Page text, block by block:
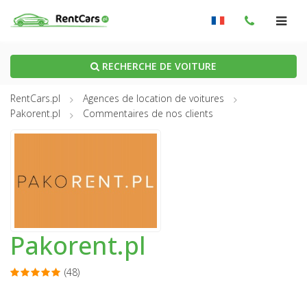
RECHERCHE DE VOITURE
RentCars.pl
Agences de location de voitures
Pakorent.pl
Commentaires de nos clients
Pakorent.pl
(48)